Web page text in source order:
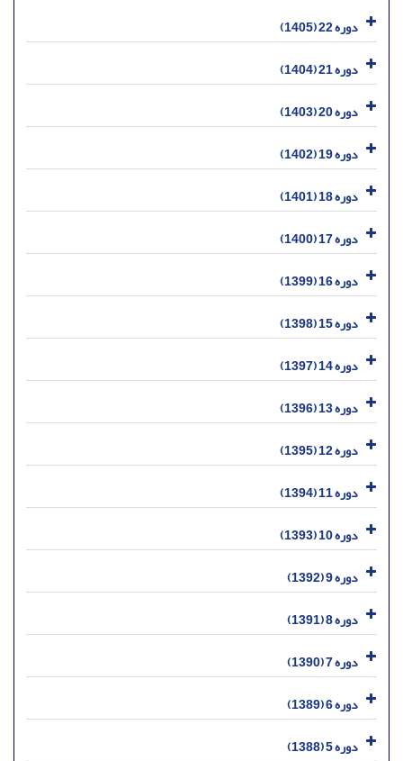
دوره 22 (1405)
دوره 21 (1404)
دوره 20 (1403)
دوره 19 (1402)
دوره 18 (1401)
دوره 17 (1400)
دوره 16 (1399)
دوره 15 (1398)
دوره 14 (1397)
دوره 13 (1396)
دوره 12 (1395)
دوره 11 (1394)
دوره 10 (1393)
دوره 9 (1392)
دوره 8 (1391)
دوره 7 (1390)
دوره 6 (1389)
دوره 5 (1388)